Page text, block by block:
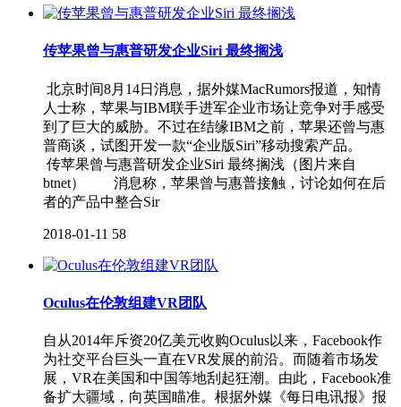
传苹果曾与惠普研发企业Siri 最终搁浅
北京时间8月14日消息，据外媒MacRumors报道，知情
人士称，苹果与IBM联手进军企业市场让竞争对手感受
到了巨大的威胁。不过在结缘IBM之前，苹果还曾与惠
普商谈，试图开发一款“企业版Siri”移动搜索产品。
传苹果曾与惠普研发企业Siri 最终搁浅（图片来自
btnet） 消息称，苹果曾与惠普接触，讨论如何在后
者的产品中整合Sir
2018-01-11 58
Oculus在伦敦组建VR团队
自从2014年斥资20亿美元收购Oculus以来，Facebook作
为社交平台巨头一直在VR发展的前沿。而随着市场发
展，VR在美国和中国等地刮起狂潮。由此，Facebook准
备扩大疆域，向英国瞄准。根据外媒《每日电讯报》报